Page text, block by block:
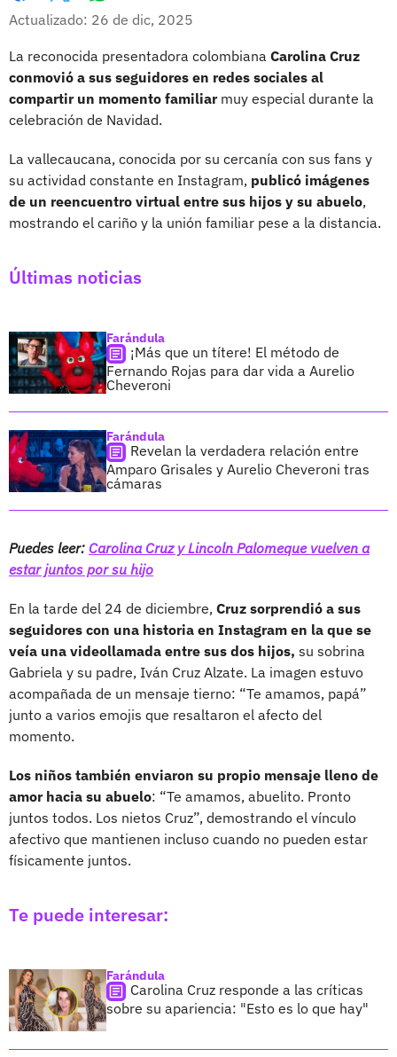
Facebook
X
Actualizado: 26 de dic, 2025
La reconocida presentadora colombiana Carolina Cruz
conmovió a sus seguidores en redes sociales al
compartir un momento familiarmuy especial durante la
celebración de Navidad.
La vallecaucana, conocida por su cercanía con sus fans y
su actividad constante en Instagram, publicó imágenes
de un reencuentro virtual entre sus hijos y su abuelo,
mostrando el cariño y la unión familiar pese a la distancia.
Últimas noticias
Farándula
¡Más que un títere! El método de
Fernando Rojas para dar vida a Aurelio
Cheveroni
Farándula
Revelan la verdadera relación entre
Amparo Grisales y Aurelio Cheveroni tras
cámaras
Puedes leer: Carolina Cruz y Lincoln Palomeque vuelven a
estar juntos por su hijo
En la tarde del 24 de diciembre, Cruz sorprendió a sus
seguidores con una historia en Instagram en la que se
veía una videollamada entre sus dos hijos, su sobrina
Gabriela y su padre, Iván Cruz Alzate. La imagen estuvo
acompañada de un mensaje tierno: “Te amamos, papá”
junto a varios emojis que resaltaron el afecto del
momento.
Los niños también enviaron su propio mensaje lleno de
amor hacia su abuelo: “Te amamos, abuelito. Pronto
juntos todos. Los nietos Cruz”, demostrando el vínculo
afectivo que mantienen incluso cuando no pueden estar
físicamente juntos.
Te puede interesar:
Farándula
Carolina Cruz responde a las críticas
sobre su apariencia: "Esto es lo que hay"